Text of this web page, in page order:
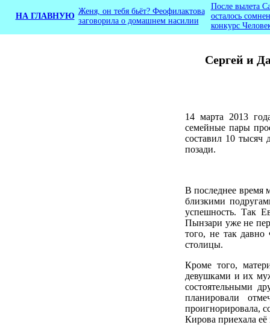
Сергей и
НА ГЛАВНУЮ
Женя, он тебя бьёт? Феофилактова
заговорила о домашнем насилии
После вылета
осталось
конкурс
14 марта 2013
семейные пары
составил 10 тысяч
позади.
В последнее время
близкими
успешность. Так
Пынзари уже не
того, не так
столицы.
Кроме того,
девушками и их
состоятельными
планировали
проигнорировала,
Кирова приехала её